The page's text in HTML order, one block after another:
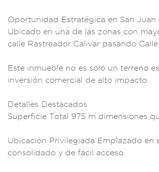
Oportunidad Estratégica en San Juan
Ubicado en una de las zonas con
calle Rastreador Calivar pasando
Este inmueble no es sol o un terreno e
inversión comercial de alto impacto
Detalles Destacados
Superficie Tota l 975 m dimensiones
Ubicación Privilegiada Emplazado en
consolidado y de fácil acceso